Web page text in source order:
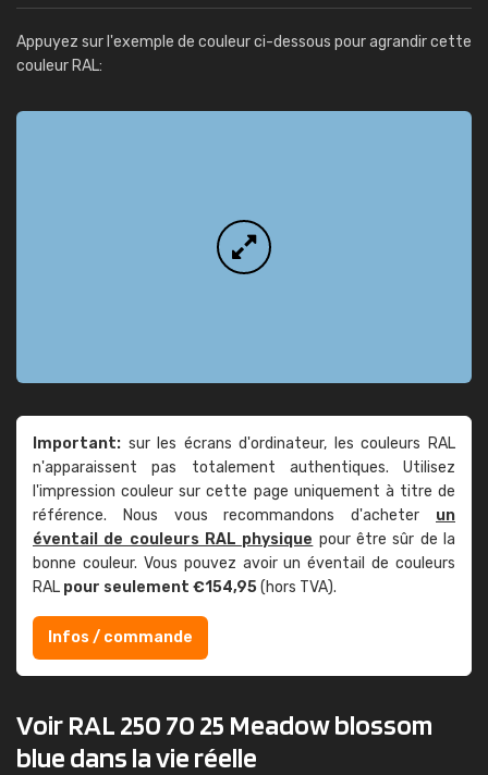
Appuyez sur l'exemple de couleur ci-dessous pour agrandir cette
couleur RAL:
Important: sur les écrans d'ordinateur, les couleurs RAL
n'apparaissent pas totalement authentiques. Utilisez
l'impression couleur sur cette page uniquement à titre de
référence. Nous vous recommandons d'acheter un
éventail de couleurs RAL physique pour être sûr de la
bonne couleur. Vous pouvez avoir un éventail de couleurs
RAL pour seulement €154,95(hors TVA).
Infos / commande
Voir RAL 250 70 25 Meadow blossom
blue dans la vie réelle